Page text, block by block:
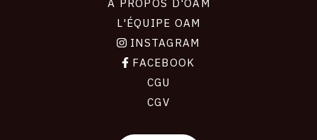
À PROPOS D'OAM
L'ÉQUIPE OAM
INSTAGRAM
FACEBOOK
CGU
CGV